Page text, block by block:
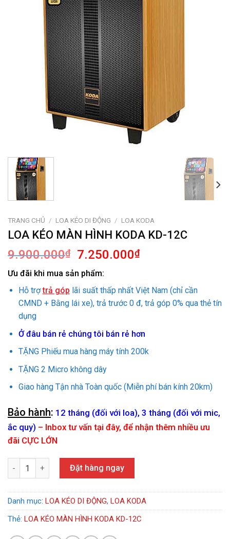
TRANG CHỦ / LOA KÉO DI ĐỘNG / LOA KODA
LOA KÉO MÀN HÌNH KODA KD-12C
9.900.000₫
Giá
gốc
là:
9.900.000₫.
7.250.000₫Giá
là:
7.250.000₫.
Ưu đãi khi mua sản phẩm:
Hỗ trợtrả góp lãi suất thấp nhất Việt Nam (chỉ cần
CMND + Bằng lái xe), trả trước 0 đ, trả góp 0% qua thẻ tín
dụng
Ở đâu bán rẻ chúng tôi bán rẻ hơn
TẶNG Phiếu mua hàng máy tính 200k
TẶNG 2 Micro không dây
Giao hàng Tận nhà Toàn quốc (Miễn phí bán kính 20km)
Bảo hành: 12 tháng (đối với loa), 3 tháng (đối với mic,
ắc quy) – Inbox tư vấn tại đây, để nhận thêm nhiều ưu
đãi CỰC LỚN
LOA KÉO MÀN HÌNH KODA KD-12C số lượng
Đặt hàng ngay
Danh mục: LOA KÉO DI ĐỘNG, LOA KODA
Thẻ: LOA KÉO MÀN HÌNH KODA KD-12C